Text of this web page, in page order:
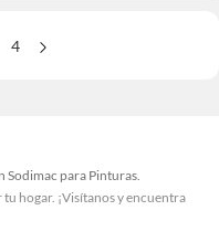
4
Sodimac para Pinturas.
hogar. ¡Visítanos y encuentra